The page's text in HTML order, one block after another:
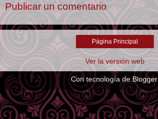
Publicar un comentario
Página Principal
Ver la versión web
Con tecnología deBlogger.